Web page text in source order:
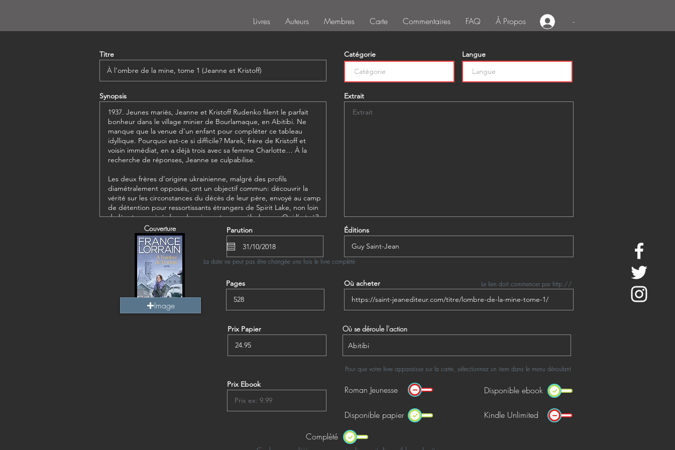
Livres Auteurs Membres Carte Commentaires FAQ À Propos -
Titre Catégorie Langue
Synopsis Extrait
Éditions
Pages
Parution
La date ne peut pas être changée une fois le livre complété
Couverture
Image
Le lien doit commencer par http://
Où acheter
Prix Papier Où se déroule l'action
Pour que votre livre apparaisse sur la carte, sélectionnez un item dans le menu déroulant
Prix Ebook Roman Jeunesse
Disponible papier
Disponible ebook
Kindle Unlimited
Complété